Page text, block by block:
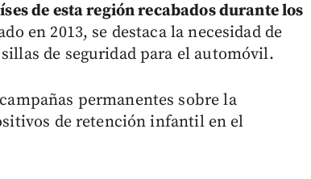
de esta región recabados durante los
en 2013, se destaca la necesidad de
de seguridad para el automóvil.
permanentes sobre la
de retención infantil en el